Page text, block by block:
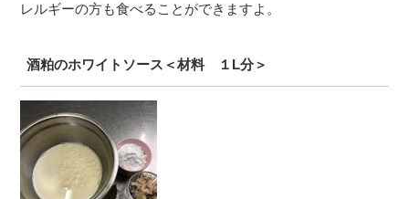
レルギーの方も食べることができますよ。
酒粕のホワイトソース＜材料 １L分＞